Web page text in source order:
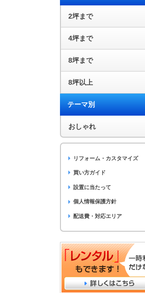
2坪まで
4坪まで
8坪まで
8坪以上
テーマ別
おしゃれ
リフォーム・カスタマイズ
買い方ガイド
設置に当たって
個人情報保護方針
配送費・対応エリア